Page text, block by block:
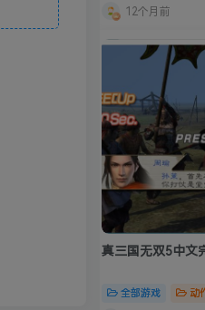
12个月前
真三国无双5中文
全部游戏 动